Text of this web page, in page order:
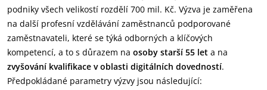
podniky všech velikostí rozdělí 700 mil. Kč. Výzva je zaměřena
na další profesní vzdělávání zaměstnanců podporované
zaměstnavateli, které se týká odborných a klíčových
kompetencí, a to s důrazem na osoby starší 55 let a na
zvyšování kvalifikace v oblasti digitálních dovedností.
Předpokládané parametry výzvy jsou následující: